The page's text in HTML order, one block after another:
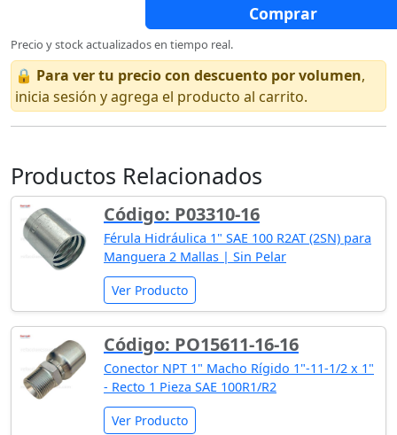
Comprar
Precio y stock actualizados en tiempo real.
🔒 Para ver tu precio con descuento por volumen,
inicia sesión y agrega el producto al carrito.
Productos Relacionados
Código: P03310-16
Férula Hidráulica 1" SAE 100 R2AT (2SN) para
Manguera 2 Mallas | Sin Pelar
Ver Producto
Código: PO15611-16-16
Conector NPT 1" Macho Rígido 1"-11-1/2 x 1"
- Recto 1 Pieza SAE 100R1/R2
Ver Producto